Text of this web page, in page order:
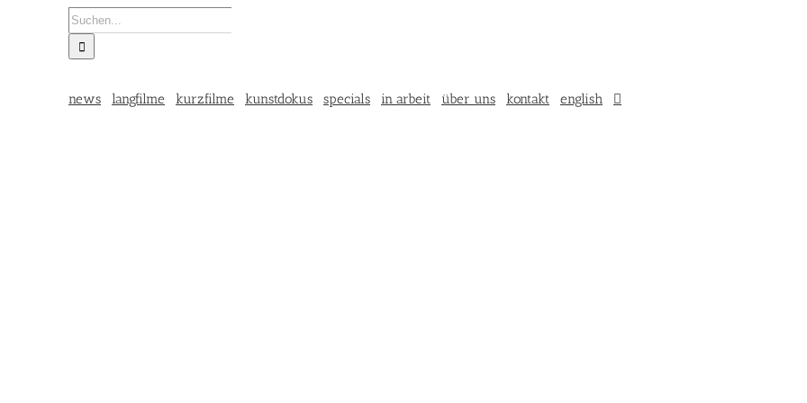
Suche
nach:
news langfilme kurzfilme kunstdokus specials in arbeit über uns kontakt english